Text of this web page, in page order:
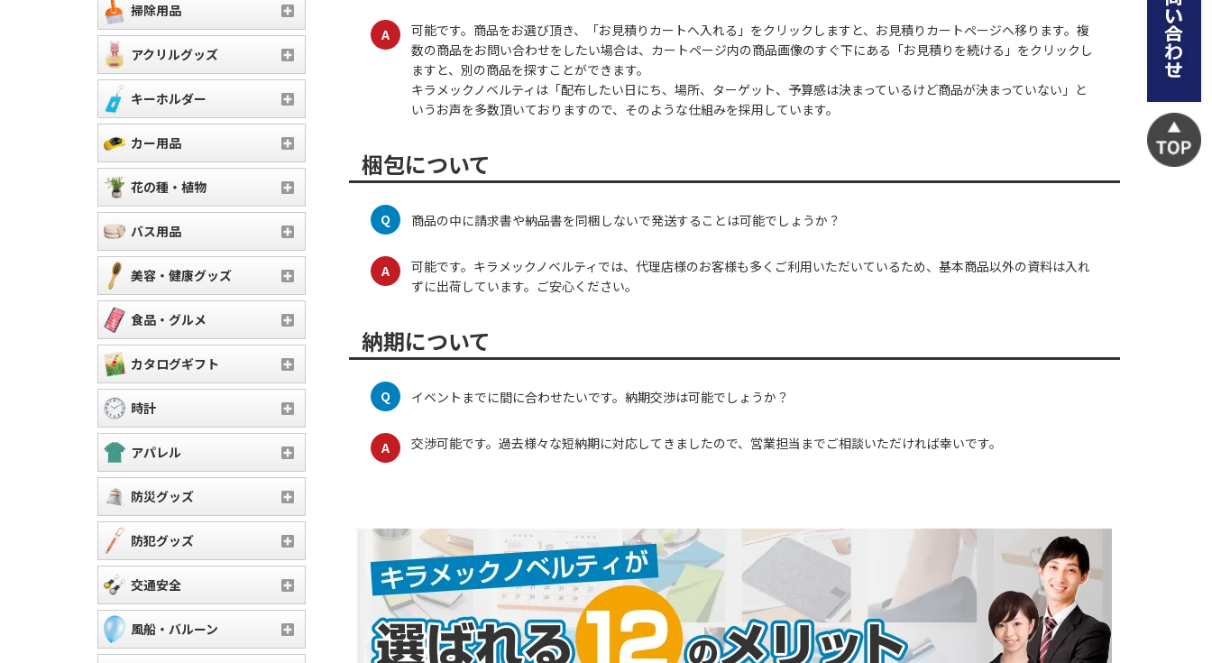
掃除用品
アクリルグッズ
キーホルダー
カー用品
花の種・植物
バス用品
美容・健康グッズ
食品・グルメ
カタログギフト
時計
アパレル
防災グッズ
防犯グッズ
交通安全
風船・バルーン
A
可能です。商品をお選び頂き、「お見積りカートへ入れる」をクリックしますと、お見積りカートページへ移ります。複
数の商品をお問い合わせをしたい場合は、カートページ内の商品画像のすぐ下にある「お見積りを続ける」をクリックし
ますと、別の商品を探すことができます。
キラメックノベルティは「配布したい日にち、場所、ターゲット、予算感は決まっているけど商品が決まっていない」と
いうお声を多数頂いておりますので、そのような仕組みを採用しています。
梱包について
Q 商品の中に請求書や納品書を同梱しないで発送することは可能でしょうか？
A
可能です。キラメックノベルティでは、代理店様のお客様も多くご利用いただいているため、基本商品以外の資料は入れ
ずに出荷しています。ご安心ください。
納期について
Q イベントまでに間に合わせたいです。納期交渉は可能でしょうか？
A 交渉可能です。過去様々な短納期に対応してきましたので、営業担当までご相談いただければ幸いです。